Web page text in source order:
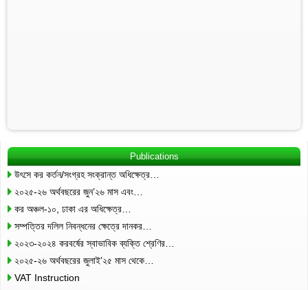
Publications
উৎসে কর কর্তন/সংগ্রহ সংক্রান্ত অধিক্ষেত্র…
২০২৫-২৬ অর্থবছরের জুন’২৬ মাস এবং…
কর অঞ্চল-১০, ঢাকা এর অধিক্ষেত্র…
সম্পত্তির দলিল নিবন্ধনের ক্ষেত্রে দানকর…
২০২৩-২০২৪ করবর্ষের স্বাভাবিক ব্যক্তি শ্রেণির…
২০২৫-২৬ অর্থবছরের জুলাই’২৫ মাস থেকে…
VAT Instruction